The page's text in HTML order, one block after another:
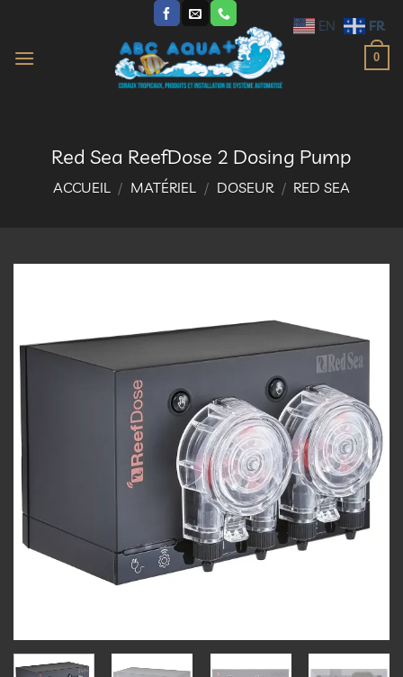
contenu
0
Red Sea ReefDose 2 Dosing Pump
ACCUEIL / MATÉRIEL / DOSEUR / RED SEA
à la
liste
d’envies
EN FR